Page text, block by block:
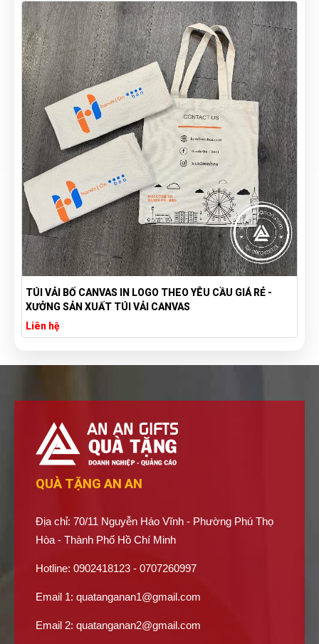
TÚI VẢI BỐ CANVAS IN LOGO THEO YÊU CẦU GIÁ RẺ -
XƯỞNG SẢN XUẤT TÚI VẢI CANVAS
Liên hệ
QUÀ TẶNG AN AN
Địa chỉ: 70/11 Nguyễn Háo Vĩnh - Phường Phú Thọ
Hòa - Thành Phố Hồ Chí Minh
Hotline: 0902418123 - 0707260997
Email 1: quatanganan1@gmail.com
Email 2: quatanganan2@gmail.com